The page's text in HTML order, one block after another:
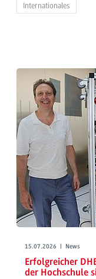
Internationales
15.07.2026 | News
Erfolgreicher
der Hochschule